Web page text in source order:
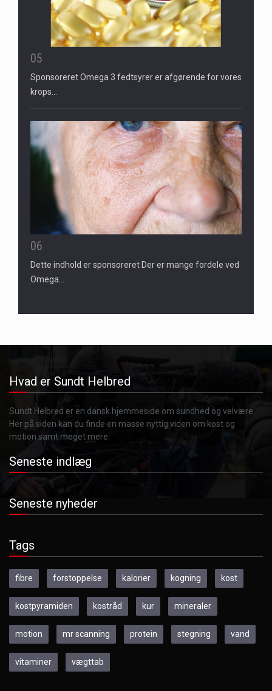
05
Sponsoreret Omega 3 fedtsyrer er afgørende for vores
krops…
06
Dette indhold er sponsoreret Der er mange fordele ved
Omega…
Hvad er Sundt Helbred
Sundt Helbred er en dansk hjemmeside om sundhed og velvære.
Her på siden kan du finde en masse nyttig viden om kost og
motion samt meget mere.
Seneste indlæg
Seneste nyheder
Tags
fibre forstoppelse kalorier kogning kost
kostpyramiden kostråd kur mineraler
motion mr scanning protein stegning vand
vitaminer vægttab